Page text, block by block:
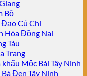
Bộ
Củ Chi
Hòa Đồng Nai
Tàu
Trang
Mộc Bài Tây Ninh
Đen Tây Ninh